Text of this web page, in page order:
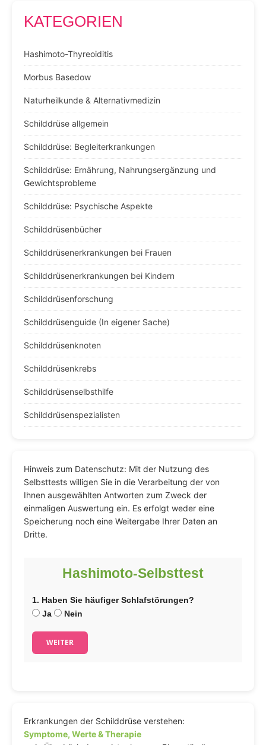
KATEGORIEN
Hashimoto-Thyreoiditis
Morbus Basedow
Naturheilkunde & Alternativmedizin
Schilddrüse allgemein
Schilddrüse: Begleiterkrankungen
Schilddrüse: Ernährung, Nahrungsergänzung und
Gewichtsprobleme
Schilddrüse: Psychische Aspekte
Schilddrüsenbücher
Schilddrüsenerkrankungen bei Frauen
Schilddrüsenerkrankungen bei Kindern
Schilddrüsenforschung
Schilddrüsenguide (In eigener Sache)
Schilddrüsenknoten
Schilddrüsenkrebs
Schilddrüsenselbsthilfe
Schilddrüsenspezialisten
Hinweis zum Datenschutz: Mit der Nutzung des
Selbsttests willigen Sie in die Verarbeitung der von
Ihnen ausgewählten Antworten zum Zweck der
einmaligen Auswertung ein. Es erfolgt weder eine
Speicherung noch eine Weitergabe Ihrer Daten an
Dritte.
Hashimoto-Selbsttest
1. Haben Sie häufiger Schlafstörungen?
Ja
Nein
WEITER
Erkrankungen der Schilddrüse verstehen:
Symptome, Werte & Therapie